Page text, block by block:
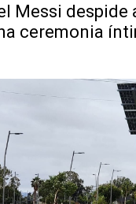
Messi despide
ceremonia